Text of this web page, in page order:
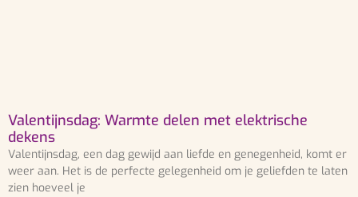
Valentijnsdag: Warmte delen met elektrische
dekens
Valentijnsdag, een dag gewijd aan liefde en genegenheid, komt er
weer aan. Het is de perfecte gelegenheid om je geliefden te laten
zien hoeveel je